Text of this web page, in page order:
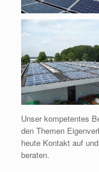
Unser kompetentes
den Themen
heute Kontakt auf
beraten.